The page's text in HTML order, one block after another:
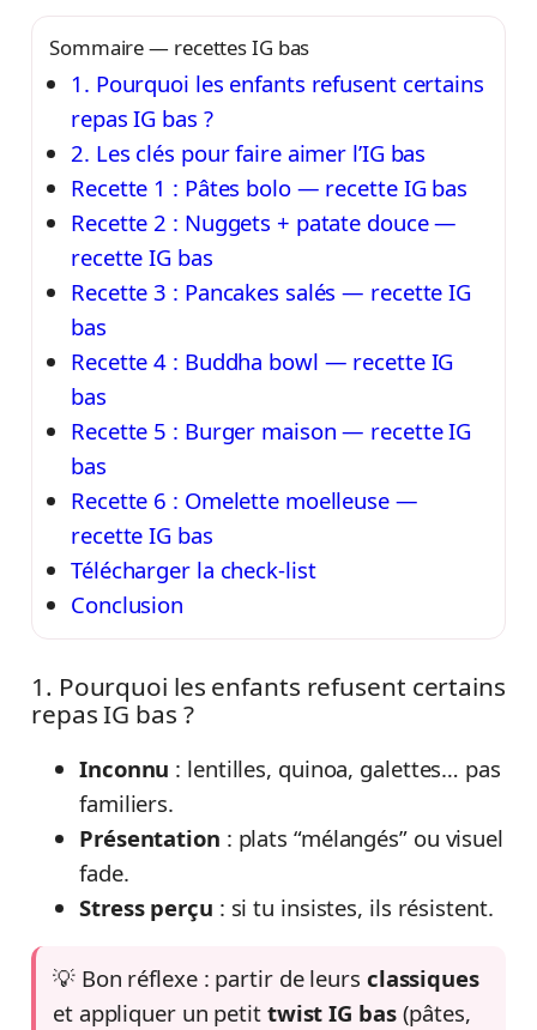
Sommaire — recettes IG bas
1. Pourquoi les enfants refusent certains
repas IG bas ?
2. Les clés pour faire aimer l’IG bas
Recette 1 : Pâtes bolo — recette IG bas
Recette 2 : Nuggets + patate douce —
recette IG bas
Recette 3 : Pancakes salés — recette IG
bas
Recette 4 : Buddha bowl — recette IG
bas
Recette 5 : Burger maison — recette IG
bas
Recette 6 : Omelette moelleuse —
recette IG bas
Télécharger la check-list
Conclusion
1. Pourquoi les enfants refusent certains
repas IG bas ?
Inconnu : lentilles, quinoa, galettes… pas
familiers.
Présentation : plats “mélangés” ou visuel
fade.
Stress perçu : si tu insistes, ils résistent.
💡 Bon réflexe : partir de leurs classiques
et appliquer un petit twist IG bas(pâtes,